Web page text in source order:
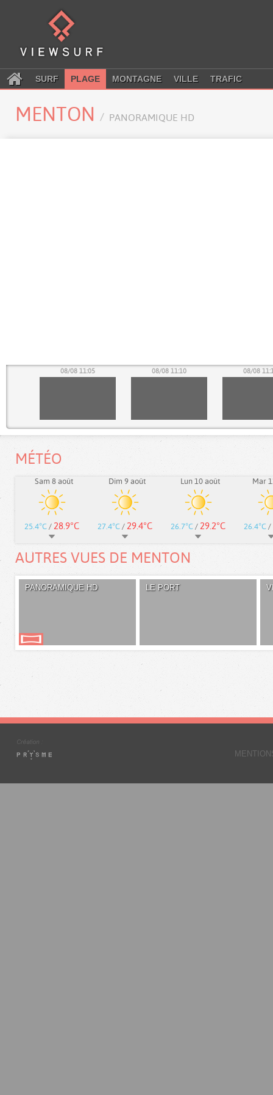
SURF PLAGE MONTAGNE VILLE TRAFIC
MENTON PANORAMIQUE HD
08/08 11:05 08/08 11:10 08/08
MÉTÉO
Sam 8 août
25.4°C / 28.9°C
Dim 9 août
27.4°C / 29.4°C
Lun 10 août
26.7°C / 29.2°C
Mar
26.4°C /
AUTRES VUES DE MENTON
PANORAMIQUE HD LE PORT